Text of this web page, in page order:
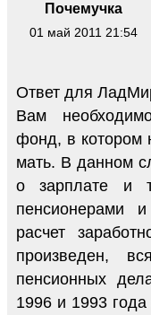
Почемучка
01 май 2011 21:54
Ответ для
Вам
фонд, в котором
мать. В данном
о зарплате и
пенсионерами
расчет
произведен,
пенсионных
1996 и 1993